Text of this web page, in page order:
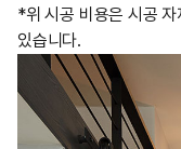
*위 시공 비용은 시공
있습니다.​